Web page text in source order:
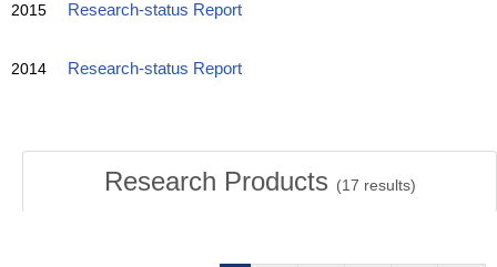
2015 Research-status Report
2014 Research-status Report
Research Products (17 results)